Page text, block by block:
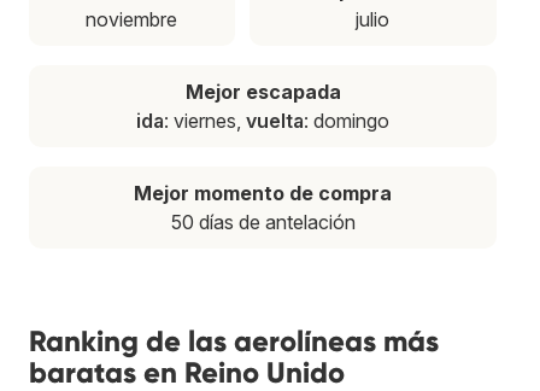
noviembre
julio
Mejor escapada
ida: viernes, vuelta: domingo
Mejor momento de compra
50 días de antelación
Ranking de las aerolíneas más
baratas en Reino Unido